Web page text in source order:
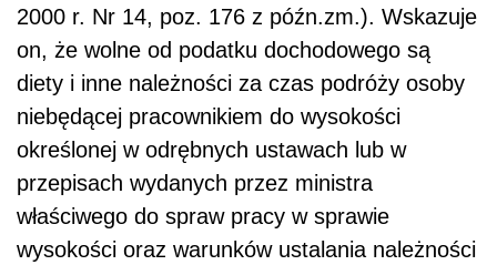
2000 r. Nr 14, poz. 176 z późn.zm.). Wskazuje
on, że wolne od podatku dochodowego są
diety i inne należności za czas podróży osoby
niebędącej pracownikiem do wysokości
określonej w odrębnych ustawach lub w
przepisach wydanych przez ministra
właściwego do spraw pracy w sprawie
wysokości oraz warunków ustalania należności